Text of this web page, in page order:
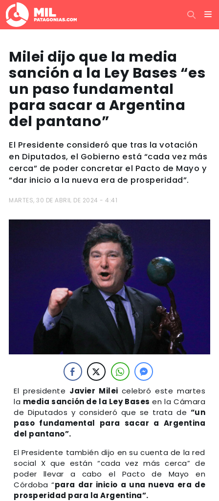
Milei dijo que la media
sanción a la Ley Bases “es
un paso fundamental
para sacar a Argentina
del pantano”
El Presidente consideró que tras la votación
en Diputados, el Gobierno está “cada vez más
cerca” de poder concretar el Pacto de Mayo y
“dar inicio a la nueva era de prosperidad”.
MARTES, 30 DE ABRIL DE 2024 - 4:41
El presidente Javier Milei celebró este martes
la media sanción de la Ley Bases en la Cámara
de Diputados y consideró que se trata de “un
paso fundamental para sacar a Argentina
del pantano”.
El Presidente también dijo en su cuenta de la red
social X que están “cada vez más cerca” de
poder llevar a cabo el Pacto de Mayo en
Córdoba “para dar inicio a una nueva era de
prosperidad para la Argentina”.